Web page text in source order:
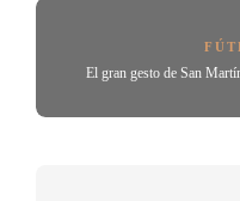
El gran gesto de San